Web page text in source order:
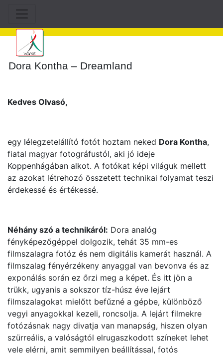
Dora Kontha – Dreamland
Kedves Olvasó,
egy lélegzetelállító fotót hoztam neked Dora Kontha,
fiatal magyar fotográfustól, aki jó ideje
Koppenhágában alkot. A fotókat képi világuk mellett
az azokat létrehozó összetett technikai folyamat teszi
érdekessé és értékessé.
Néhány szó a technikáról: Dora analóg
fényképezőgéppel dolgozik, tehát 35 mm-es
filmszalagra fotóz és nem digitális kamerát használ. A
filmszalag fényérzékeny anyaggal van bevonva és az
exponálás során ez őrzi meg a képet. És itt jön a
trükk, ugyanis a sokszor tíz-húsz éve lejárt
filmszalagokat mielőtt befűzné a gépbe, különböző
vegyi anyagokkal kezeli, roncsolja. A lejárt filmekre
fotózásnak nagy divatja van manapság, hiszen olyan
szürreális, a valóságtól elrugaszkodott színeket lehet
vele elérni, amit semmilyen beállítással, fotós